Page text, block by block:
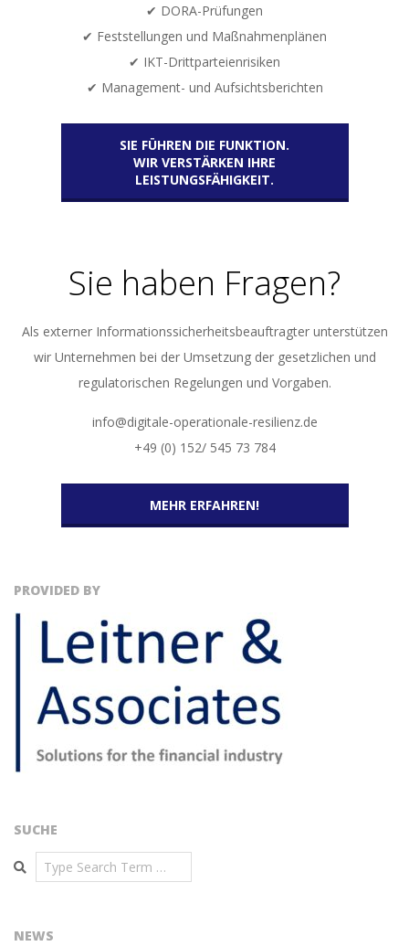
✔ DORA-Prüfungen
✔ Feststellungen und Maßnahmenplänen
✔ IKT-Drittparteienrisiken
✔ Management- und Aufsichtsberichten
SIE FÜHREN DIE FUNKTION.
WIR VERSTÄRKEN IHRE
LEISTUNGSFÄHIGKEIT.
Sie haben Fragen?
Als externer Informationssicherheitsbeauftragter unterstützen
wir Unternehmen bei der Umsetzung der gesetzlichen und
regulatorischen Regelungen und Vorgaben.
info@digitale-operationale-resilienz.de
+49 (0) 152/ 545 73 784
MEHR ERFAHREN!
PROVIDED BY
SUCHE
Search
NEWS